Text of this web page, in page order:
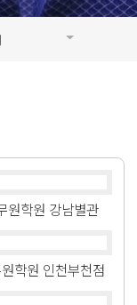
원학원 강남별관
학원 인천부천점